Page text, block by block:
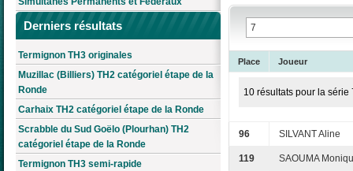
Derniers résultats
Termignon TH3 originales
Muzillac (Billiers) TH2 catégoriel étape de la
Ronde
Carhaix TH2 catégoriel étape de la Ronde
Scrabble du Sud Goëlo (Plourhan) TH2
catégoriel étape de la Ronde
Termignon TH3 semi-rapide
Place Joueur
10 résultats pour la série
96 SILVANT Aline
119 SAOUMA